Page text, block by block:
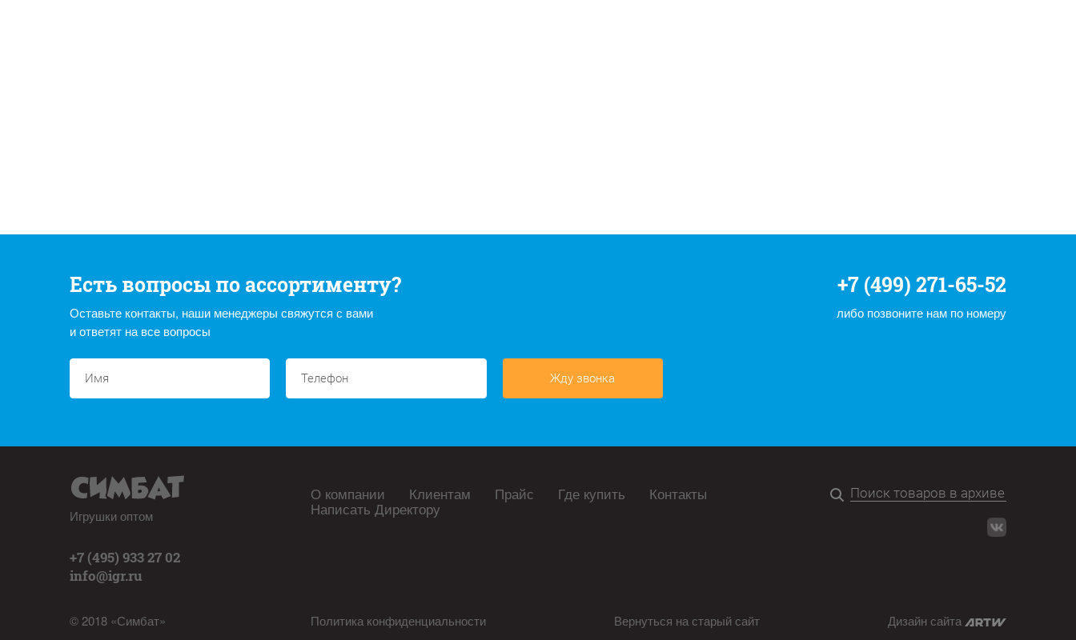
Есть вопросы по ассортименту?
Оставьте контакты, наши менеджеры свяжутся с вами
и ответят на все вопросы
+7 (499) 271-65-52
либо позвоните нам по номеру
Жду звонка
Игрушки оптом
+7 (495) 933 27 02
info@igr.ru
© 2018 «Симбат»
О компании Клиентам Прайс Где купить Контакты
Написать Директору
Политика конфиденциальности Вернуться на старый сайт Дизайн сайта